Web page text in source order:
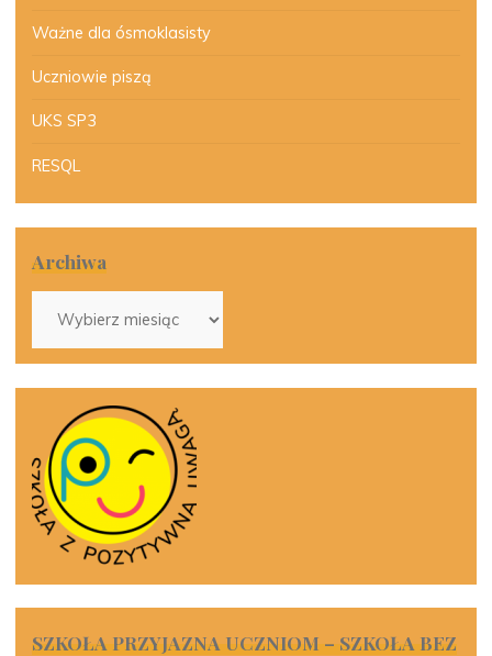
Ważne dla ósmoklasisty
Uczniowie piszą
UKS SP3
RESQL
Archiwa
SZKOŁA PRZYJAZNA UCZNIOM – SZKOŁA BEZ